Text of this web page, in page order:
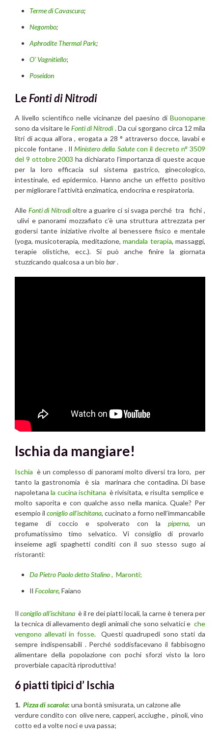
Terme di Cavascura;
Negombo;
Aphrodite Thermal Park;
O’ Vagnitiello;
Poseidon
Le Fonti di Nitrodi
A livello scientifico nelle vicinanze del paesino di Buonopane
sono da visitare leFonti di Nitrodi . Da cui sgorgano circa 12 mila
litri di acqua all’ora , erogata a 28 ° attraverso docce, lavabi e
piccole fontane . IlMinistero della Salutecon il decreto n° 3509
del 9 ottobre 2003 ha dichiarato l’importanza di queste acque
per la loro efficacia sul sistema gastrico, ginecologico,
intestinale, ed epidermico. Hanno anche un effetto positivo
per migliorare l’attività enzimatica, endocrina e respiratoria.
Alle Fonti di Nitrodioltre a guarire ci si svaga perché tra fichi ,
ulivi e panorami mozzafiato c’è una struttura attrezzata per
godersi tante iniziative rivolte al benessere fisico e mentale
(yoga, musicoterapia, meditazione,mandala terapia, massaggi,
terapie olistiche, ecc.). Si può anche finire la giornata
stuzzicando qualcosa a un bio bar.
Ischia da mangiare!
Ischia è un complesso di panorami molto diversi tra loro, per
tanto la gastronomia è sia marinara che contadina. Di base
napoletanala cucina ischitana è rivisitata, e risulta semplice e
molto saporita e con qualche asso nella manica. Quale? Per
esempio il coniglio all’ischitana, cucinato a forno nell’immancabile
tegame di coccio e spolverato con la piperna, un
profumatissimo timo selvatico. Vi consiglio di provarlo
inseieme agli spaghetti conditi con il suo stesso sugo ai
ristoranti:
Da Pietro Paolo detto Stalino, Maronti;
Il Focolare, Faiano
Il coniglio all’ischitana è il re dei piatti locali, la carne è tenera per
la tecnica di allevamento degli animali che sono selvatici e che
vengono allevati in fosse. Questi quadrupedi sono stati da
sempre indispensabili . Perché soddisfacevano il fabbisogno
alimentare della popolazione con pochi sforzi visto la loro
proverbiale capacità riproduttiva!
6 piatti tipici d’ Ischia
1. Pizza di scarola: una bontà smisurata, un calzone alle
verdure condito con olive nere, capperi, acciughe , pinoli, vino
cotto ed a volte noci e uva passa;